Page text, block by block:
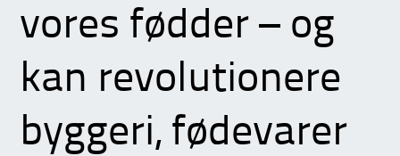
vores fødder – og
kan revolutionere
byggeri, fødevarer